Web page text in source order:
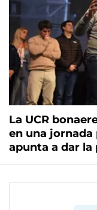
La UCR
en una
apunta a dar la